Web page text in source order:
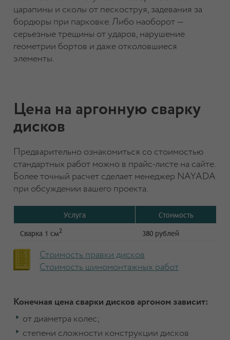
царапины и сколы от пескоструя, задевания за
бордюры при парковке. Либо наоборот —
серьезные трещины от ударов, нарушение
геометрии бортов и даже отколовшиеся
элементы.
Цена на аргонную сварку
дисков
Предварительно ознакомиться со стоимостью
стандартных работ можно в прайс-листе на сайте.
Более точный расчет сделает менеджер NAYADA
при обсуждении вашего проекта.
Услуга Стоимость
Сварка 1 см2 380 рублей
Стоимость правки дисков
Стоимость шиномонтажных работ
Конечная цена сварки дисков аргоном зависит:
от диаметра колес;
степени сложности конструкции дисков